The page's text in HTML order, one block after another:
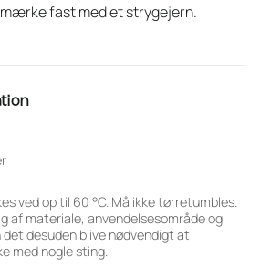
fast med et strygejern.
ved op til 60 °C. Må ikke tørretumbles.
af materiale, anvendelsesområde og
det desuden blive nødvendigt at
med nogle sting.